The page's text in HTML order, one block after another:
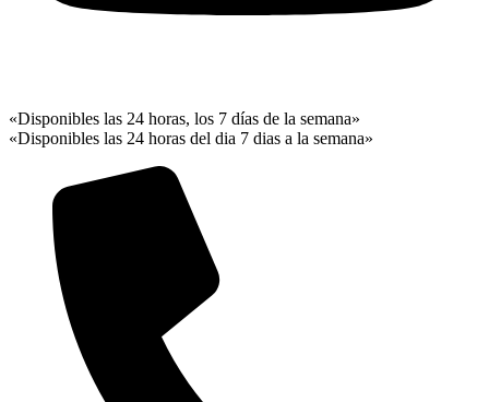
«Disponibles las 24 horas, los 7 días de la semana»
«Disponibles las 24 horas del dia 7 dias a la semana»